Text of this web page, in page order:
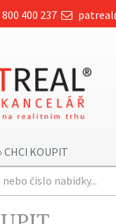
400 237
CHCI KOUPIT